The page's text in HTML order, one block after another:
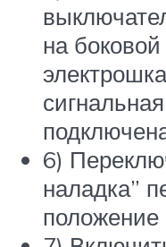
на боковой
6)
наладка”
положение